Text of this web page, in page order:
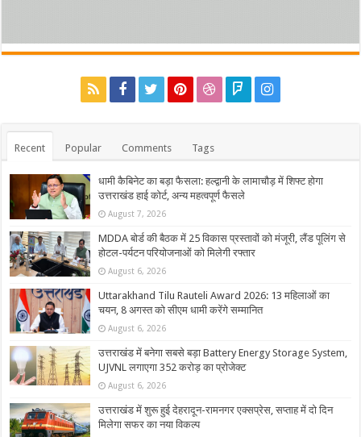
Recent Popular Comments Tags
धामी कैबिनेट का बड़ा फैसला: हल्द्वानी के लामाचौड़ में शिफ्ट होगा
उत्तराखंड हाई कोर्ट, अन्य महत्वपूर्ण फैसले
August 7, 2026
MDDA बोर्ड की बैठक में 25 विकास प्रस्तावों को मंजूरी, लैंड पूलिंग से
होटल-पर्यटन परियोजनाओं को मिलेगी रफ्तार
August 6, 2026
Uttarakhand Tilu Rauteli Award 2026: 13 महिलाओं का
चयन, 8 अगस्त को सीएम धामी करेंगे सम्मानित
August 6, 2026
उत्तराखंड में बनेगा सबसे बड़ा Battery Energy Storage System,
UJVNL लगाएगा 352 करोड़ का प्रोजेक्ट
August 6, 2026
उत्तराखंड में शुरू हुई देहरादून-रामनगर एक्सप्रेस, सप्ताह में दो दिन
मिलेगा सफर का नया विकल्प